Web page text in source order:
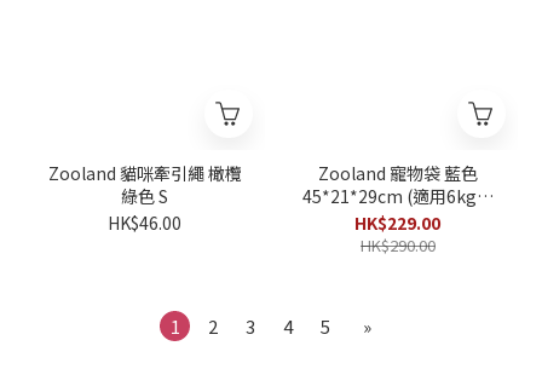
Zooland 貓咪牽引繩 橄欖
綠色 S
HK$46.00
Zooland 寵物袋 藍色
45*21*29cm (適用6kg或
以下)
HK$229.00
HK$290.00
1 2 3 4 5 »